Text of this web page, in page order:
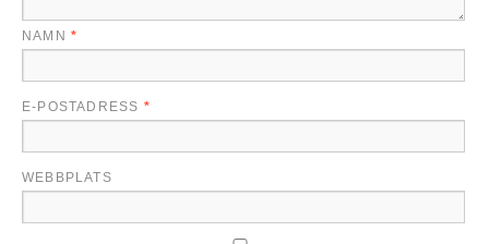
NAMN *
E-POSTADRESS *
WEBBPLATS